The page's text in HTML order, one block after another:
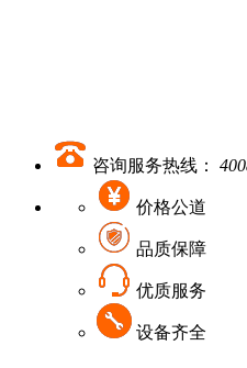
咨询服务热线：
价格公道
品质保障
优质服务
设备齐全